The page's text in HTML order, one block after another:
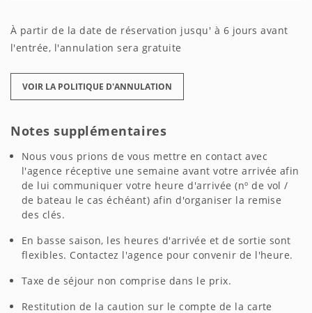
À partir de la date de réservation jusqu' à 6 jours avant
l'entrée, l'annulation sera gratuite
VOIR LA POLITIQUE D'ANNULATION
Notes supplémentaires
Nous vous prions de vous mettre en contact avec
l'agence réceptive une semaine avant votre arrivée afin
de lui communiquer votre heure d'arrivée (nº de vol /
de bateau le cas échéant) afin d'organiser la remise
des clés.
En basse saison, les heures d'arrivée et de sortie sont
flexibles. Contactez l'agence pour convenir de l'heure.
Taxe de séjour non comprise dans le prix.
Restitution de la caution sur le compte de la carte